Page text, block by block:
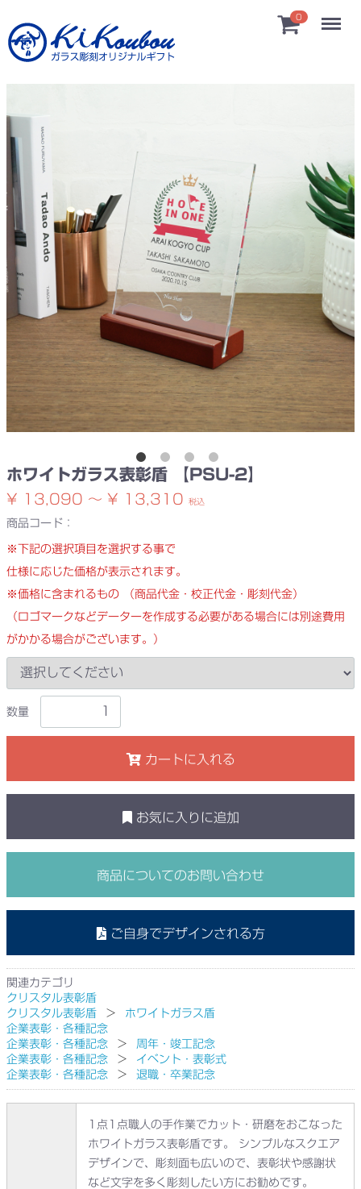
0
ホワイトガラス表彰盾 【PSU-2】
¥ 13,090 ～ ¥ 13,310 税込
商品コード：
※下記の選択項目を選択する事で
仕様に応じた価格が表示されます。
※価格に含まれるもの （商品代金・校正代金・彫刻代金）
（ロゴマークなどデーターを作成する必要がある場合には別途費用
がかかる場合がございます。）
数量
カートに入れる
お気に入りに追加
商品についてのお問い合わせ
ご自身でデザインされる方
関連カテゴリ
クリスタル表彰盾
クリスタル表彰盾
ホワイトガラス盾
企業表彰・各種記念
企業表彰・各種記念
周年・竣工記念
企業表彰・各種記念
イベント・表彰式
企業表彰・各種記念
退職・卒業記念
1点1点職人の手作業でカット・研磨をおこなった
ホワイトガラス表彰盾です。 シンプルなスクエア
デザインで、彫刻面も広いので、表彰状や感謝状
など文字を多く彫刻したい方にお勧めです。